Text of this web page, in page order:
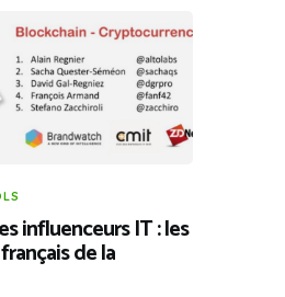
influenceurs IT : les
de la